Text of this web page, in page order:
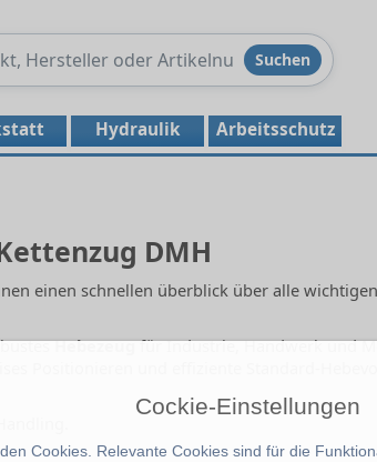
Cockie-Einstellungen
Cookies. Relevante Cookies sind für die
Produkte
Suchen
Hydraulik Arbeitsschutz
DMH
einen schnellen überblick über alle
Hebezeugfür Industrie, Handwerk und